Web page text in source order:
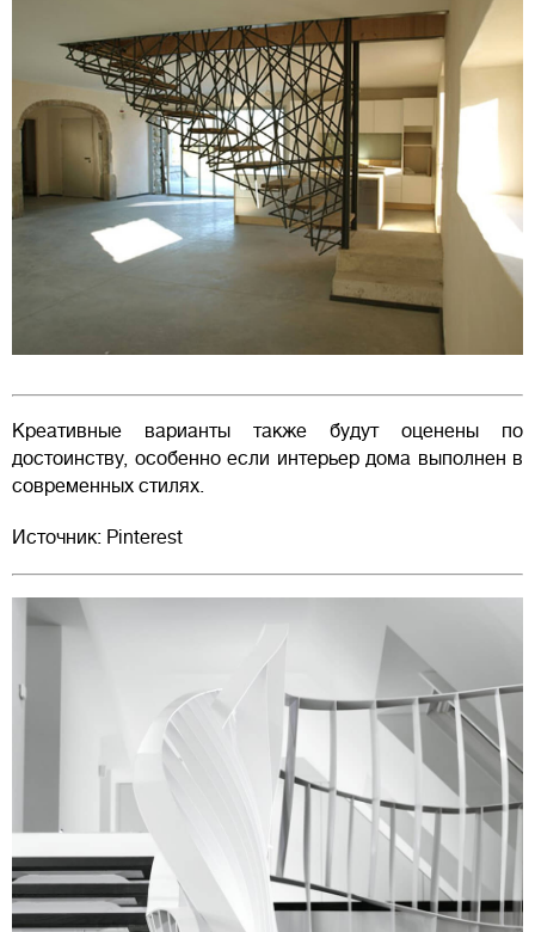
Креативные варианты также будут оценены по
достоинству, особенно если интерьер дома выполнен в
современных стилях.
Источник: Pinterest